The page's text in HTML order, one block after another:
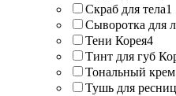
Скраб для тела1
Сыворотка для
Тени Корея4
Тинт для губ
Тональный
Тушь для